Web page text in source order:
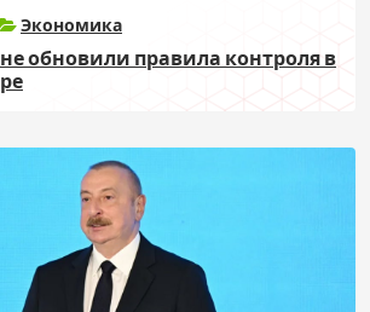
Экономика
обновили правила контроля в